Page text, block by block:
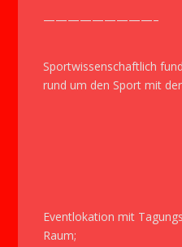
—————————–
Sportwissenschaftlich
rund um den Sport mit
Eventlokation mit
Raum;